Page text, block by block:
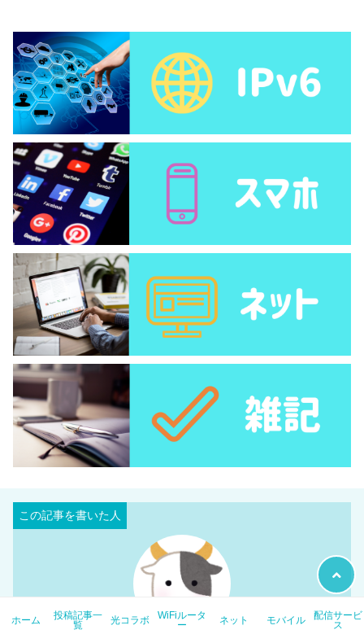
ホーム
投稿記事一
覧
光コラボ
WiFiルータ
ー
ネット モバイル
配信サービ
ス